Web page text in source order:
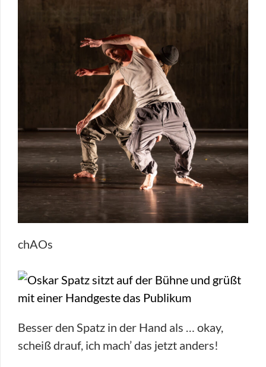
chAOs
Besser den Spatz in der Hand als … okay,
scheiß drauf, ich mach’ das jetzt anders!